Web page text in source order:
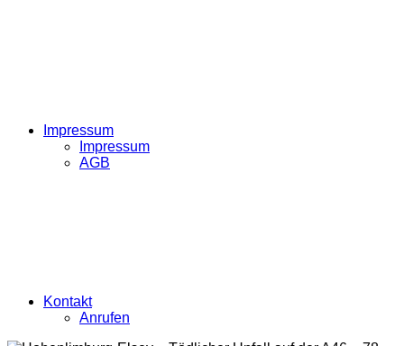
Impressum
Impressum
AGB
Kontakt
Anrufen